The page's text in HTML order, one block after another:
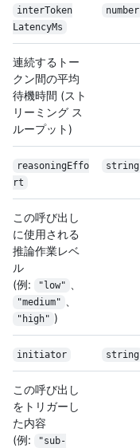
interToken
LatencyMs
number
連続するトー
クン間の平均
待機時間 (スト
リーミング ス
ループット)
reasoningEffo
rt
string
この呼び出し
に使用される
推論作業レベ
ル
(例:
"low"
"medium"
"high" )
initiator string
この呼び出し
をトリガーし
た内容
(例:
"sub-